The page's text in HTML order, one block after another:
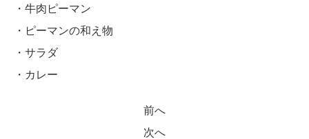
・牛肉ピーマン
・ピーマンの和え物
・サラダ
・カレー
前へ
次へ